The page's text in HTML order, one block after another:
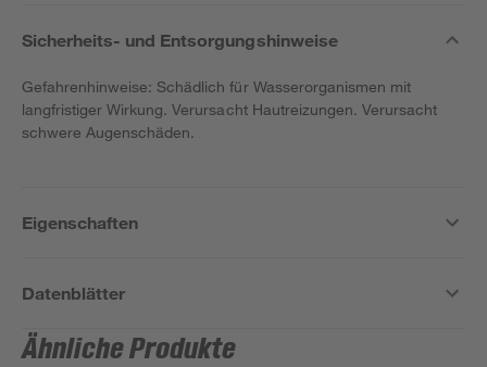
Sicherheits- und Entsorgungshinweise
Gefahrenhinweise: Schädlich für Wasserorganismen mit
langfristiger Wirkung. Verursacht Hautreizungen. Verursacht
schwere Augenschäden.
Eigenschaften
Datenblätter
Ähnliche Produkte